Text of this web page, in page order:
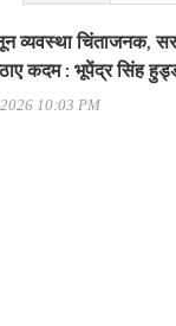
व्यवस्था चिंताजनक,
कदम : भूपेंद्र सिंह
10:03 PM